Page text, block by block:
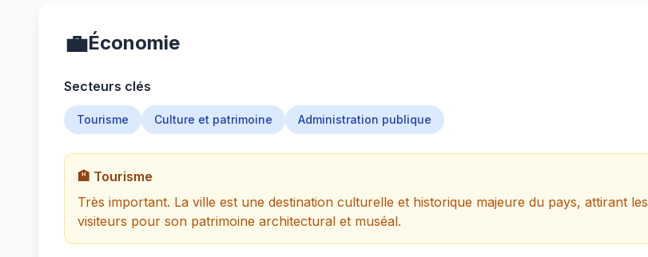
💼Économie
Secteurs clés
Tourisme Culture et patrimoine Administration publique
🏨 Tourisme
Très important. La ville est une destination culturelle et historique majeure du pays, attirant les
visiteurs pour son patrimoine architectural et muséal.